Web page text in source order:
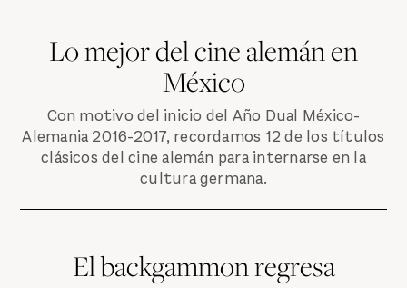
Lo mejor del cine alemán en
México
Con motivo del inicio del Año Dual México-
Alemania 2016-2017, recordamos 12 de los títulos
clásicos del cine alemán para internarse en la
cultura germana.
El backgammon regresa